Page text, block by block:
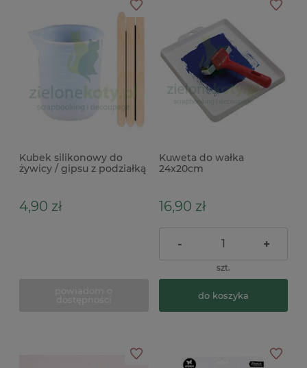
Kubek silikonowy do
żywicy / gipsu z podziałką
4,90 zł
Kuweta do wałka
24x20cm
16,90 zł
- +
szt.
do koszyka